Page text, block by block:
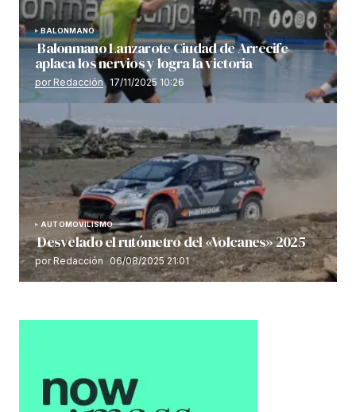
BALONMANO
Balonmano Lanzarote Ciudad de Arrecife
aplaca los nervios y logra la victoria
por Redacción 17/11/2025 10:26
AUTOMOVILISMO
Desvelado el rutómetro del «Volcanes» 2025
por Redacción 06/08/2025 21:01